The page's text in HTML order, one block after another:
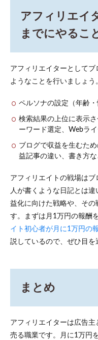
アフィリエイ
までにやるこ
アフィリエイターとして
ようなことを行いましょう
ペルソナの設定（年齢
検索結果の上位に表示
ーワード選定、Webライ
ブログで収益を生むた
益記事の違い、書き方な
アフィリエイトの戦場は
人が書くような日記とは
益化に向けた戦略や、そ
す。まずは月1万円の報酬
イト初心者が月に1万円の
説しているので、ぜひ目を
まとめ
アフィリエイターは広告
売る職業です。月に1万円